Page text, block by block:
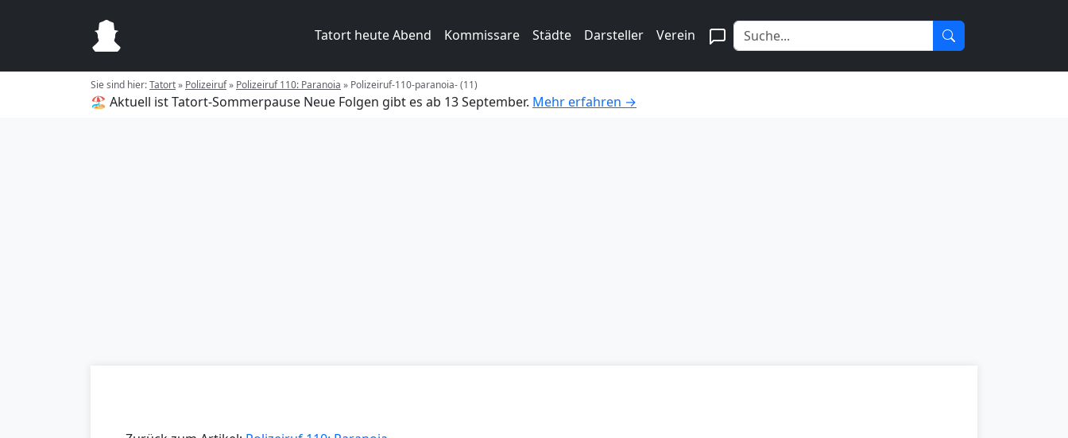
Tatort heute Abend Kommissare Städte Darsteller Verein
Sie sind hier:Tatort» Polizeiruf» Polizeiruf 110: Paranoia » Polizeiruf-110-paranoia- (11)
🏖️ Aktuell ist Tatort-Sommerpause Neue Folgen gibt es ab 13 September. Mehr erfahren →